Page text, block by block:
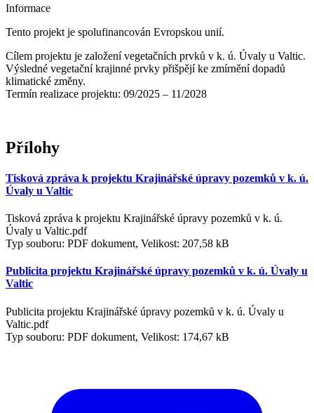
Informace
Tento projekt je spolufinancován Evropskou unií.
Cílem projektu je založení vegetačních prvků v k. ú. Úvaly u Valtic.
Výsledné vegetační krajinné prvky přišpějí ke zmírnění dopadů
klimatické změny.
Termín realizace projektu: 09/2025 – 11/2028
Přílohy
Tisková zpráva k projektu Krajinářské úpravy pozemků v k. ú.
Úvaly u Valtic
Tisková zpráva k projektu Krajinářské úpravy pozemků v k. ú.
Úvaly u Valtic.pdf
Typ souboru: PDF dokument, Velikost: 207,58 kB
Publicita projektu Krajinářské úpravy pozemků v k. ú. Úvaly u
Valtic
Publicita projektu Krajinářské úpravy pozemků v k. ú. Úvaly u
Valtic.pdf
Typ souboru: PDF dokument, Velikost: 174,67 kB